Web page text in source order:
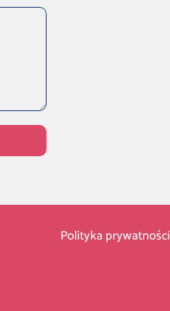
Polityka prywatności